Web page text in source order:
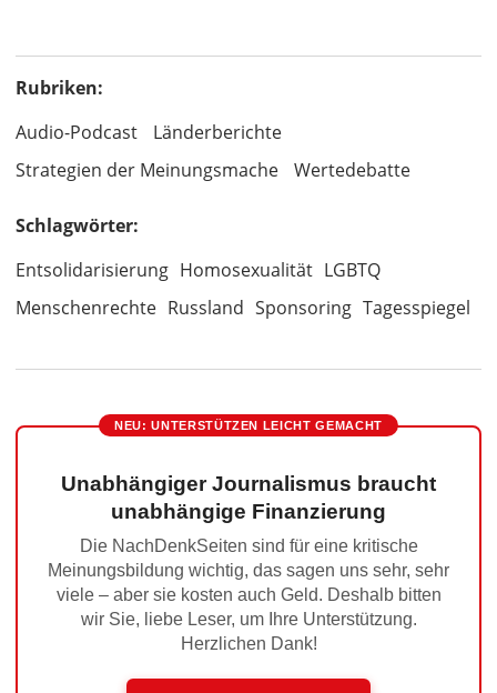
Rubriken:
Audio-Podcast
Länderberichte
Strategien der Meinungsmache
Wertedebatte
Schlagwörter:
Entsolidarisierung Homosexualität LGBTQ
Menschenrechte Russland Sponsoring Tagesspiegel
NEU: UNTERSTÜTZEN LEICHT GEMACHT
Unabhängiger Journalismus braucht
unabhängige Finanzierung
Die NachDenkSeiten sind für eine kritische
Meinungsbildung wichtig, das sagen uns sehr, sehr
viele – aber sie kosten auch Geld. Deshalb bitten
wir Sie, liebe Leser, um Ihre Unterstützung.
Herzlichen Dank!